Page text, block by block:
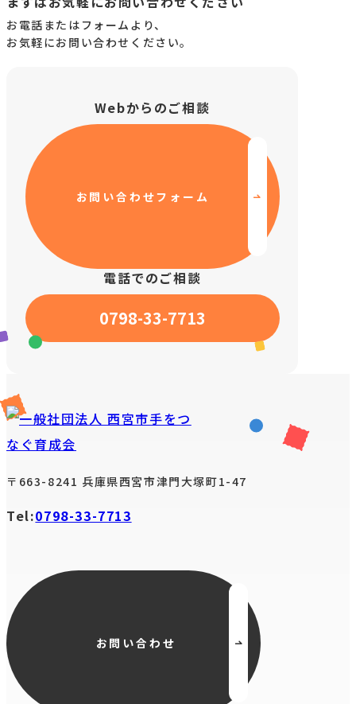
啓発活動
その他活動
私たちについて
活動報告
お電話またはフォームより、
お気軽にお問い合わせください。
Webからのご相談
お問い合わせフォーム
電話でのご相談
0798-33-7713
〒663-8241 兵庫県西宮市津門大塚町1-47
Tel:0798-33-7713
お問い合わせ